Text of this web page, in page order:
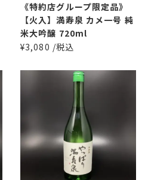
《特約店グループ限定品》
【火入】満寿泉 カメ一号 純
米大吟醸 720ml
¥3,080 /税込